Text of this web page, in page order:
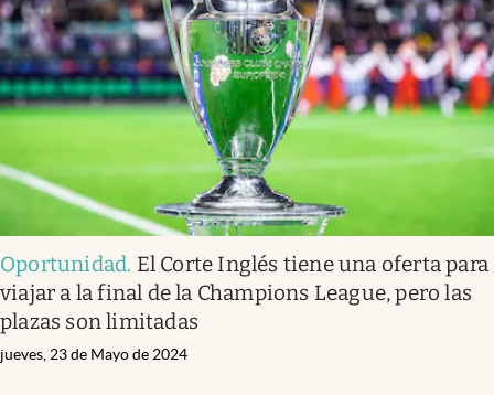
Oportunidad. El Corte Inglés tiene una oferta para
viajar a la final de la Champions League, pero las
plazas son limitadas
jueves, 23 de Mayo de 2024